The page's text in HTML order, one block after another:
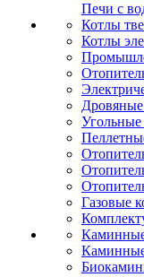
Печи с
Котлы
Котлы
Угольные
Газовые